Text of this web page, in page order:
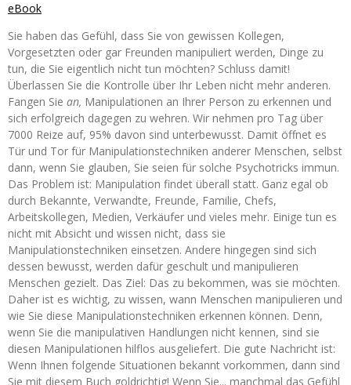
eBook
Sie haben das Gefühl, dass Sie von gewissen Kollegen,
Vorgesetzten oder gar Freunden manipuliert werden, Dinge zu
tun, die Sie eigentlich nicht tun möchten? Schluss damit!
Überlassen Sie die Kontrolle über Ihr Leben nicht mehr anderen.
Fangen Sie an, Manipulationen an Ihrer Person zu erkennen und
sich erfolgreich dagegen zu wehren. Wir nehmen pro Tag über
7000 Reize auf, 95% davon sind unterbewusst. Damit öffnet es
Tür und Tor für Manipulationstechniken anderer Menschen, selbst
dann, wenn Sie glauben, Sie seien für solche Psychotricks immun.
Das Problem ist: Manipulation findet überall statt. Ganz egal ob
durch Bekannte, Verwandte, Freunde, Familie, Chefs,
Arbeitskollegen, Medien, Verkäufer und vieles mehr. Einige tun es
nicht mit Absicht und wissen nicht, dass sie
Manipulationstechniken einsetzen. Andere hingegen sind sich
dessen bewusst, werden dafür geschult und manipulieren
Menschen gezielt. Das Ziel: Das zu bekommen, was sie möchten.
Daher ist es wichtig, zu wissen, wann Menschen manipulieren und
wie Sie diese Manipulationstechniken erkennen können. Denn,
wenn Sie die manipulativen Handlungen nicht kennen, sind sie
diesen Manipulationen hilflos ausgeliefert. Die gute Nachricht ist:
Wenn Ihnen folgende Situationen bekannt vorkommen, dann sind
Sie mit diesem Buch goldrichtig! Wenn Sie... manchmal das Gefühl